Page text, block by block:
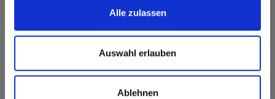
Alle zulassen
Auswahl erlauben
Ablehnen